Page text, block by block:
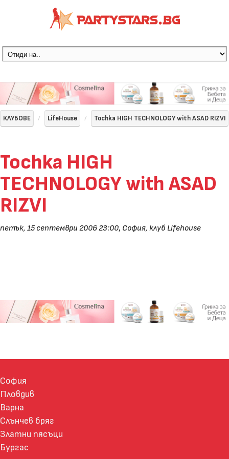
КЛУБОВЕ LifeHouse Tochka HIGH TECHNOLOGY with ASAD RIZVI
Tochka HIGH
TECHNOLOGY with ASAD
RIZVI
петък, 15 септември 2006 23:00, София, клуб Lifehouse
София
Пловдив
Варна
Слънчев бряг
Златни пясъци
Бургас